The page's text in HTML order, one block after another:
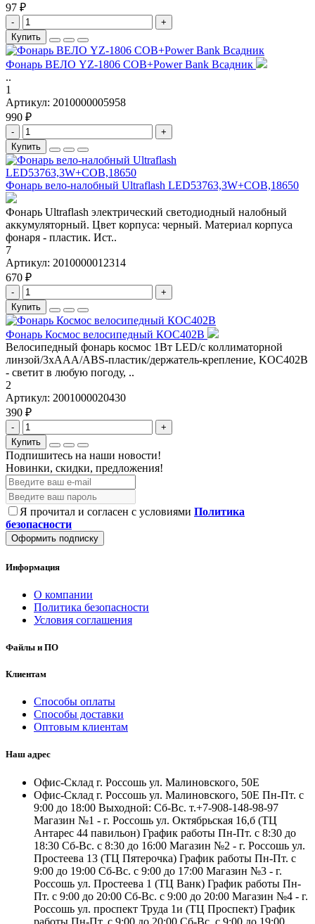
97 ₽
-
+
Купить
Фонарь ВЕЛО YZ-1806 COB+Power Bank Всадник
..
1
Артикул: 2010000005958
990 ₽
-
+
Купить
Фонарь вело-налобный Ultraflash LED53763,3W+COB,18650
Фонарь Ultraflash электрический светодиодный налобный
аккумуляторный. Цвет корпуса: черный. Материал корпуса
фонаря - пластик. Ист..
7
Артикул: 2010000012314
670 ₽
-
+
Купить
Фонарь Космос велосипедный КОС402В
Велосипедный фонарь космос 1Вт LED/с коллиматорной
линзой/3xAAА/ABS-пластик/держатель-крепление, KOC402B
- светит в любую погоду, ..
2
Артикул: 2001000020430
390 ₽
-
+
Купить
Подпишитесь на наши новости!
Новинки, скидки, предложения!
Я прочитал и согласен с условиями Политика
безопасности
Оформить подписку
Информация
О компании
Политика безопасности
Условия соглашения
Файлы и ПО
Клиентам
Способы оплаты
Способы доставки
Оптовым клиентам
Наш адрес
Офис-Склад г. Россошь ул. Малиновского, 50Е
Офис-Склад г. Россошь ул. Малиновского, 50Е Пн-Пт. с
9:00 до 18:00 Выходной: Сб-Вс. т.+7-908-148-98-97
Магазин №1 - г. Россошь ул. Октябрьская 16,б (ТЦ
Антарес 44 павильон) График работы Пн-Пт. с 8:30 до
18:30 Сб-Вс. с 8:30 до 16:00 Магазин №2 - г. Россошь ул.
Простеева 13 (ТЦ Пятерочка) График работы Пн-Пт. с
9:00 до 19:00 Сб-Вс. с 9:00 до 17:00 Магазин №3 - г.
Россошь ул. Простеева 1 (ТЦ Ванк) График работы Пн-
Пт. с 9:00 до 20:00 Сб-Вс. с 9:00 до 20:00 Магазин №4 - г.
Россошь ул. проспект Труда 1и (ТЦ Проспект) График
работы Пн-Пт. с 9:00 до 20:00 Сб-Вс. с 9:00 до 19:00